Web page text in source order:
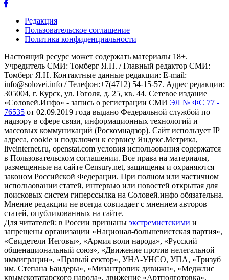
Редакция
Пользовательское соглашение
Политика конфиденциальности
Настоящий ресурс может содержать материалы 18+.
Учредитель СМИ: Томберг Я.Н. / Главный редактор СМИ:
Томберг Я.Н. Контактные данные редакции: E-mail:
info@solovei.info / Телефон:+7(4712) 54-15-57. Адрес редакции:
305004, г. Курск, ул. Гоголя, д. 25, кв. 44. Сетевое издание
«Соловей.Инфо» - запись о регистрации СМИ ЭЛ № ФС 77 -
76535 от 02.09.2019 года выдано Федеральной службой по
надзору в сфере связи, информационных технологий и
массовых коммуникаций (Роскомнадзор). Сайт использует IP
адреса, cookie и подключен к сервису Яндекс.Метрика,
liveinternet.ru, openstat.com условия использования содержатся
в Пользовательском соглашении. Все права на материалы,
размещенные на сайте Censury.net, защищены и охраняются
законом Российской Федерации. При полном или частичном
использовании статей, интервью или новостей открытая для
поисковых систем гиперссылка на Соловей.инфо обязательна.
Мнение редакции не всегда совпадает с мнением авторов
статей, опубликованных на сайте.
Для читателей: в России признаны экстремистскими и
запрещены организации «Национал-большевистская партия»,
«Свидетели Иеговы», «Армия воли народа», «Русский
общенациональный союз», «Движение против нелегальной
иммиграции», «Правый сектор», УНА-УНСО, УПА, «Тризуб
им. Степана Бандеры», «Мизантропик дивижн», «Меджлис
крымскотатарского народа», движение «Артподготовка»,